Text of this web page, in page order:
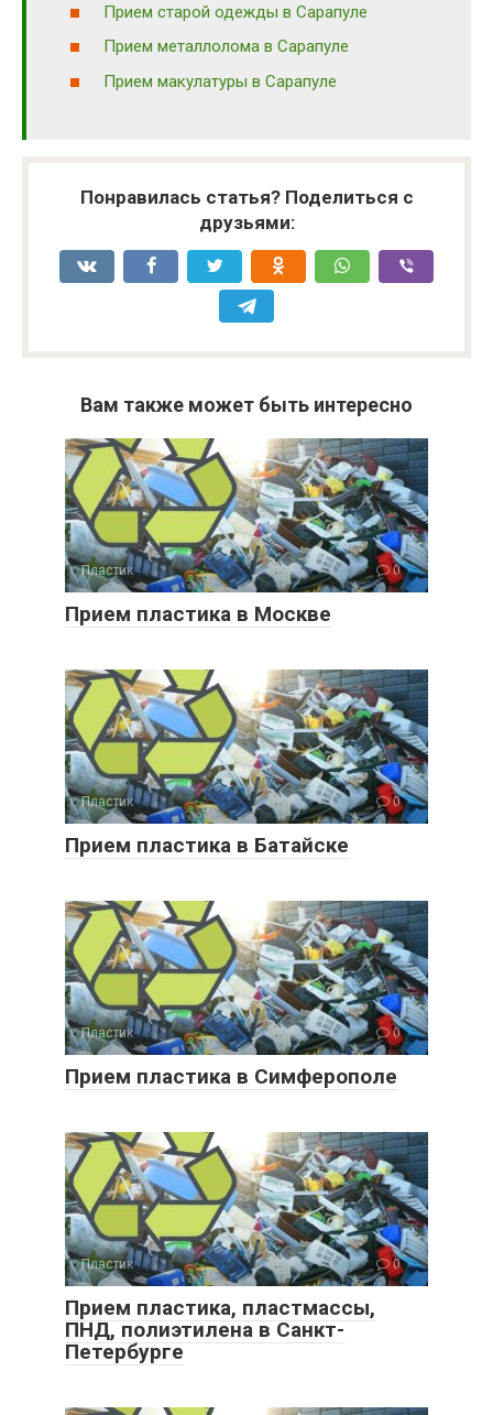
Прием старой одежды в Сарапуле
Прием металлолома в Сарапуле
Прием макулатуры в Сарапуле
Понравилась статья? Поделиться с
друзьями:
Вам также может быть интересно
Пластик 0
Прием пластика в Москве
Пластик 0
Прием пластика в Батайске
Пластик 0
Прием пластика в Симферополе
Пластик 0
Прием пластика, пластмассы,
ПНД, полиэтилена в Санкт-
Петербурге